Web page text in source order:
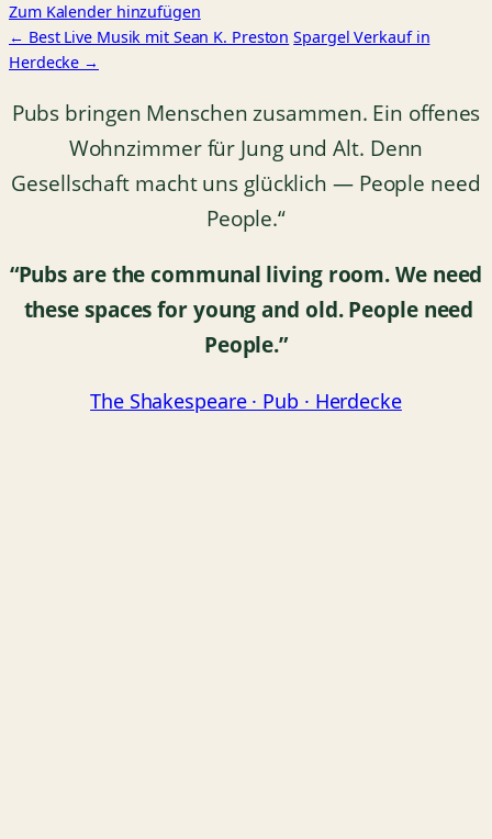
Zum Kalender hinzufügen
← Best Live Musik mit Sean K. Preston Spargel Verkauf in
Herdecke →
Pubs bringen Menschen zusammen. Ein offenes
Wohnzimmer für Jung und Alt. Denn
Gesellschaft macht uns glücklich — People need
People.“
“Pubs are the communal living room.We need
these spaces for young and old.People need
People.”
The Shakespeare · Pub · Herdecke